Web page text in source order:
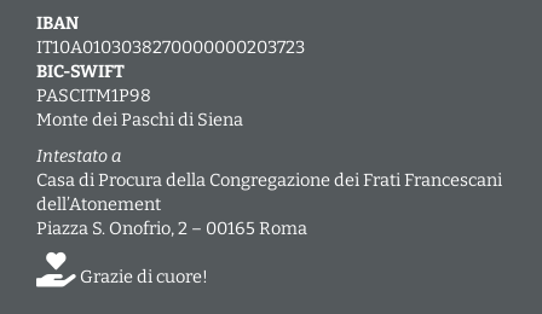
IBAN
IT10A0103038270000000203723
BIC-SWIFT
PASCITM1P98
Monte dei Paschi di Siena
Intestato a
Casa di Procura della Congregazione dei Frati Francescani
dell’Atonement
Piazza S. Onofrio, 2 – 00165 Roma
Grazie di cuore!